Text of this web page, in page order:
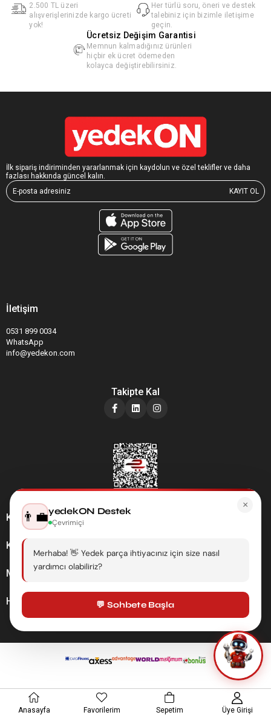
2.500 TL üzeri
alışverişlerinizde kargo ücreti
yok!
Her türlü soru, öneri ve destek
talebiniz için bizimle iletişime
geçin.
Ücretsiz Değişim Garantisi
Memnun kalmadığınız ürünleri
hiçbir ek ücret ödemeden
kolayca değiştirebilirsiniz.
İlk sipariş indiriminden yararlanmak için kaydolun ve özel teklifler ve daha
fazlası hakkında güncel kalın.
KAYIT OL
İletişim
0531 899 0034
WhatsApp
info@yedekon.com
Takipte Kal
Kategoriler
Kurumsal
Müşteri Hizmetleri
Hesabım
×
👨‍💼yedekON Destek
Çevrimiçi
Merhaba! 👋 Yedek parça ihtiyacınız için size nasıl
yardımcı olabiliriz?
💬 Sohbete Başla
Anasayfa Favorilerim Sepetim Üye Girişi